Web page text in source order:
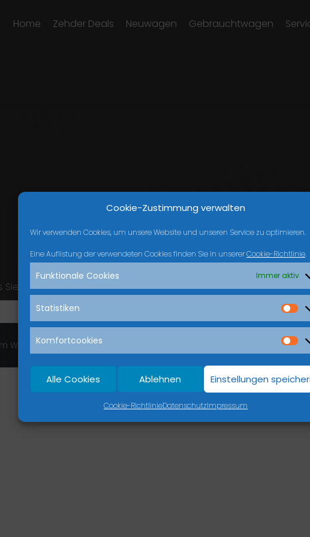
Cookie-Zustimmung verwalten
Wir verwenden Cookies, um unsere Website und unseren Service zu optimieren.
Eine Auflistung der verwendeten Cookies finden Sie in unsererCookie-Richtlinie.
Funktionale Cookies Immer aktiv
Statistiken
Komfortcookies
Alle Cookies Ablehnen Einstellungen
Cookie-RichtlinieDatenschutzImpressum
Home Zehder Deals Neuwagen Gebrauchtwagen
suchen. Vielleicht kann die Suche helfen.
WordPress themes